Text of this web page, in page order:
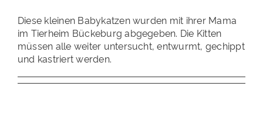
Diese kleinen Babykatzen wurden mit ihrer Mama
im Tierheim Bückeburg abgegeben. Die Kitten
müssen alle weiter untersucht, entwurmt, gechippt
und kastriert werden.